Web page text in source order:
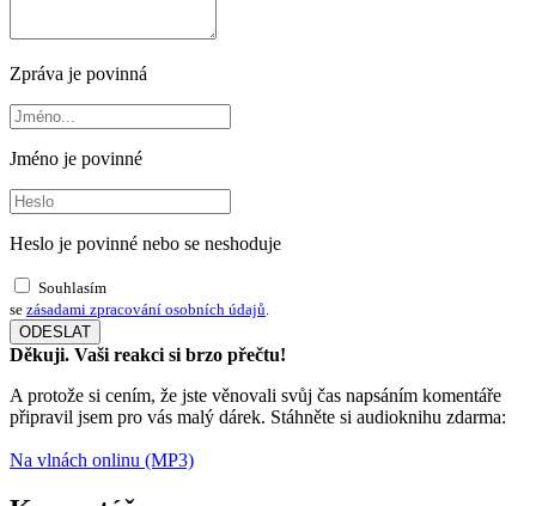
Zpráva je povinná
Jméno je povinné
Heslo je povinné nebo se neshoduje
Souhlasím
se zásadami zpracování osobních údajů
Děkuji. Vaši reakci si brzo přečtu!
A protože si cením, že jste věnovali svůj čas napsáním komentáře
připravil jsem pro vás malý dárek. Stáhněte si audioknihu zdarma:
Na vlnách onlinu (MP3)